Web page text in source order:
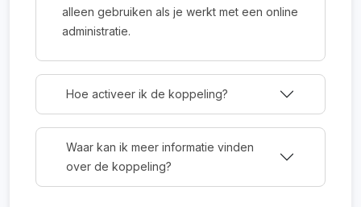
alleen gebruiken als je werkt met een online
administratie.
Hoe activeer ik de koppeling?
Waar kan ik meer informatie vinden
over de koppeling?